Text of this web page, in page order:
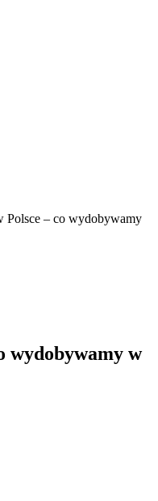
Polsce – co wydobywamy
wydobywamy w